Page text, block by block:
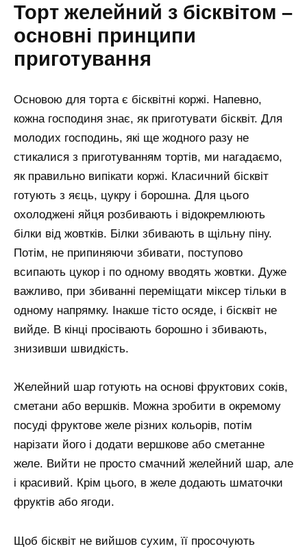
Торт желейний з бісквітом –
основні принципи
приготування
Основою для торта є бісквітні коржі. Напевно,
кожна господиня знає, як приготувати бісквіт. Для
молодих господинь, які ще жодного разу не
стикалися з приготуванням тортів, ми нагадаємо,
як правильно випікати коржі. Класичний бісквіт
готують з яєць, цукру і борошна. Для цього
охолоджені яйця розбивають і відокремлюють
білки від жовтків. Білки збивають в щільну піну.
Потім, не припиняючи збивати, поступово
всипають цукор і по одному вводять жовтки. Дуже
важливо, при збиванні переміщати міксер тільки в
одному напрямку. Інакше тісто осяде, і бісквіт не
вийде. В кінці просівають борошно і збивають,
знизивши швидкість.
Желейний шар готують на основі фруктових соків,
сметани або вершків. Можна зробити в окремому
посуді фруктове желе різних кольорів, потім
нарізати його і додати вершкове або сметанне
желе. Вийти не просто смачний желейний шар, але
і красивий. Крім цього, в желе додають шматочки
фруктів або ягоди.
Щоб бісквіт не вийшов сухим, її просочують